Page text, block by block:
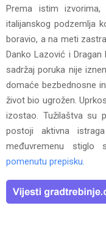
Prema istim
italijanskog podzemlja
boravio, a na meti
Danko Lazović i
sadržaj poruka nije
domaće bezbednosne
život bio ugrožen.
izostao. Tužilaštva su
postoji aktivna
međuvremenu stiglo
pomenutu prepisku.